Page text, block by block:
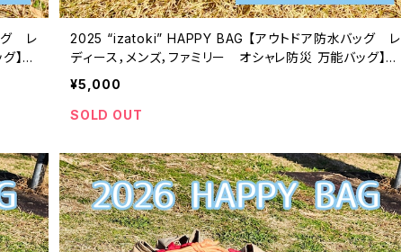
グ レ
】k
2025 “izatoki” HAPPY BAG 【アウトドア防水バッグ レ
ディース，メンズ，ファミリー オシャレ防災 万能バッグ】k
haki × black
¥5,000
SOLD OUT